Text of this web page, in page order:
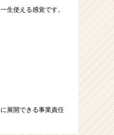
生使える感覚です。
展開できる事業責任